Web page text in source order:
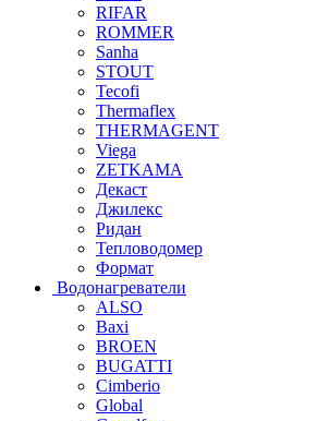
RIFAR
ROMMER
Sanha
STOUT
Tecofi
Thermaflex
THERMAGENT
Viega
ZETKAMA
Декаст
Джилекс
Ридан
Тепловодомер
Формат
Водонагреватели
ALSO
Baxi
BROEN
BUGATTI
Cimberio
Global